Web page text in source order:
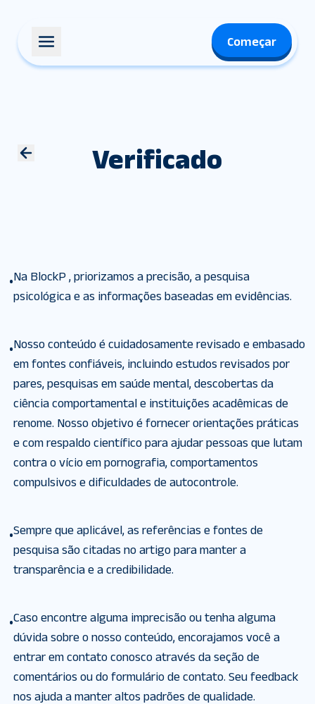
Começar
Verificado
•Na BlockP , priorizamos a precisão, a pesquisa
psicológica e as informações baseadas em evidências.
•Nosso conteúdo é cuidadosamente revisado e embasado
em fontes confiáveis, incluindo estudos revisados por
pares, pesquisas em saúde mental, descobertas da
ciência comportamental e instituições acadêmicas de
renome. Nosso objetivo é fornecer orientações práticas
e com respaldo científico para ajudar pessoas que lutam
contra o vício em pornografia, comportamentos
compulsivos e dificuldades de autocontrole.
•Sempre que aplicável, as referências e fontes de
pesquisa são citadas no artigo para manter a
transparência e a credibilidade.
•Caso encontre alguma imprecisão ou tenha alguma
dúvida sobre o nosso conteúdo, encorajamos você a
entrar em contato conosco através da seção de
comentários ou do formulário de contato. Seu feedback
nos ajuda a manter altos padrões de qualidade.